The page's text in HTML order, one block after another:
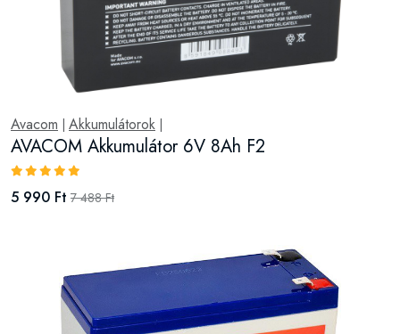
Avacom Akkumulátorok
AVACOM Akkumulátor 6V 8Ah F2
5 990 Ft 7 488 Ft